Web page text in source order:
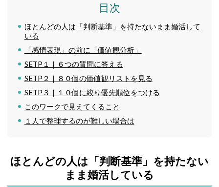
目次
ほとんどの人は「判断基準」を持たないまま婚活して
いる
「感情表現」の前に「価値観分析」
SETP１｜６つの質問に答える
SETP２｜８０個の価値観リストを見る
SETP３｜１０個に絞り優先順位をつける
このワークで見えてくること
１人で整理するのが難しい場合は
ほとんどの人は「判断基準」を持たない
まま婚活している